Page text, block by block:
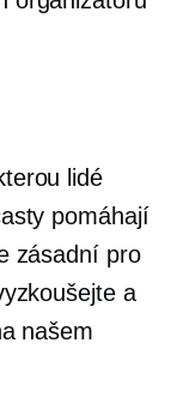
lidé
pomáhají
zásadní pro
a
našem